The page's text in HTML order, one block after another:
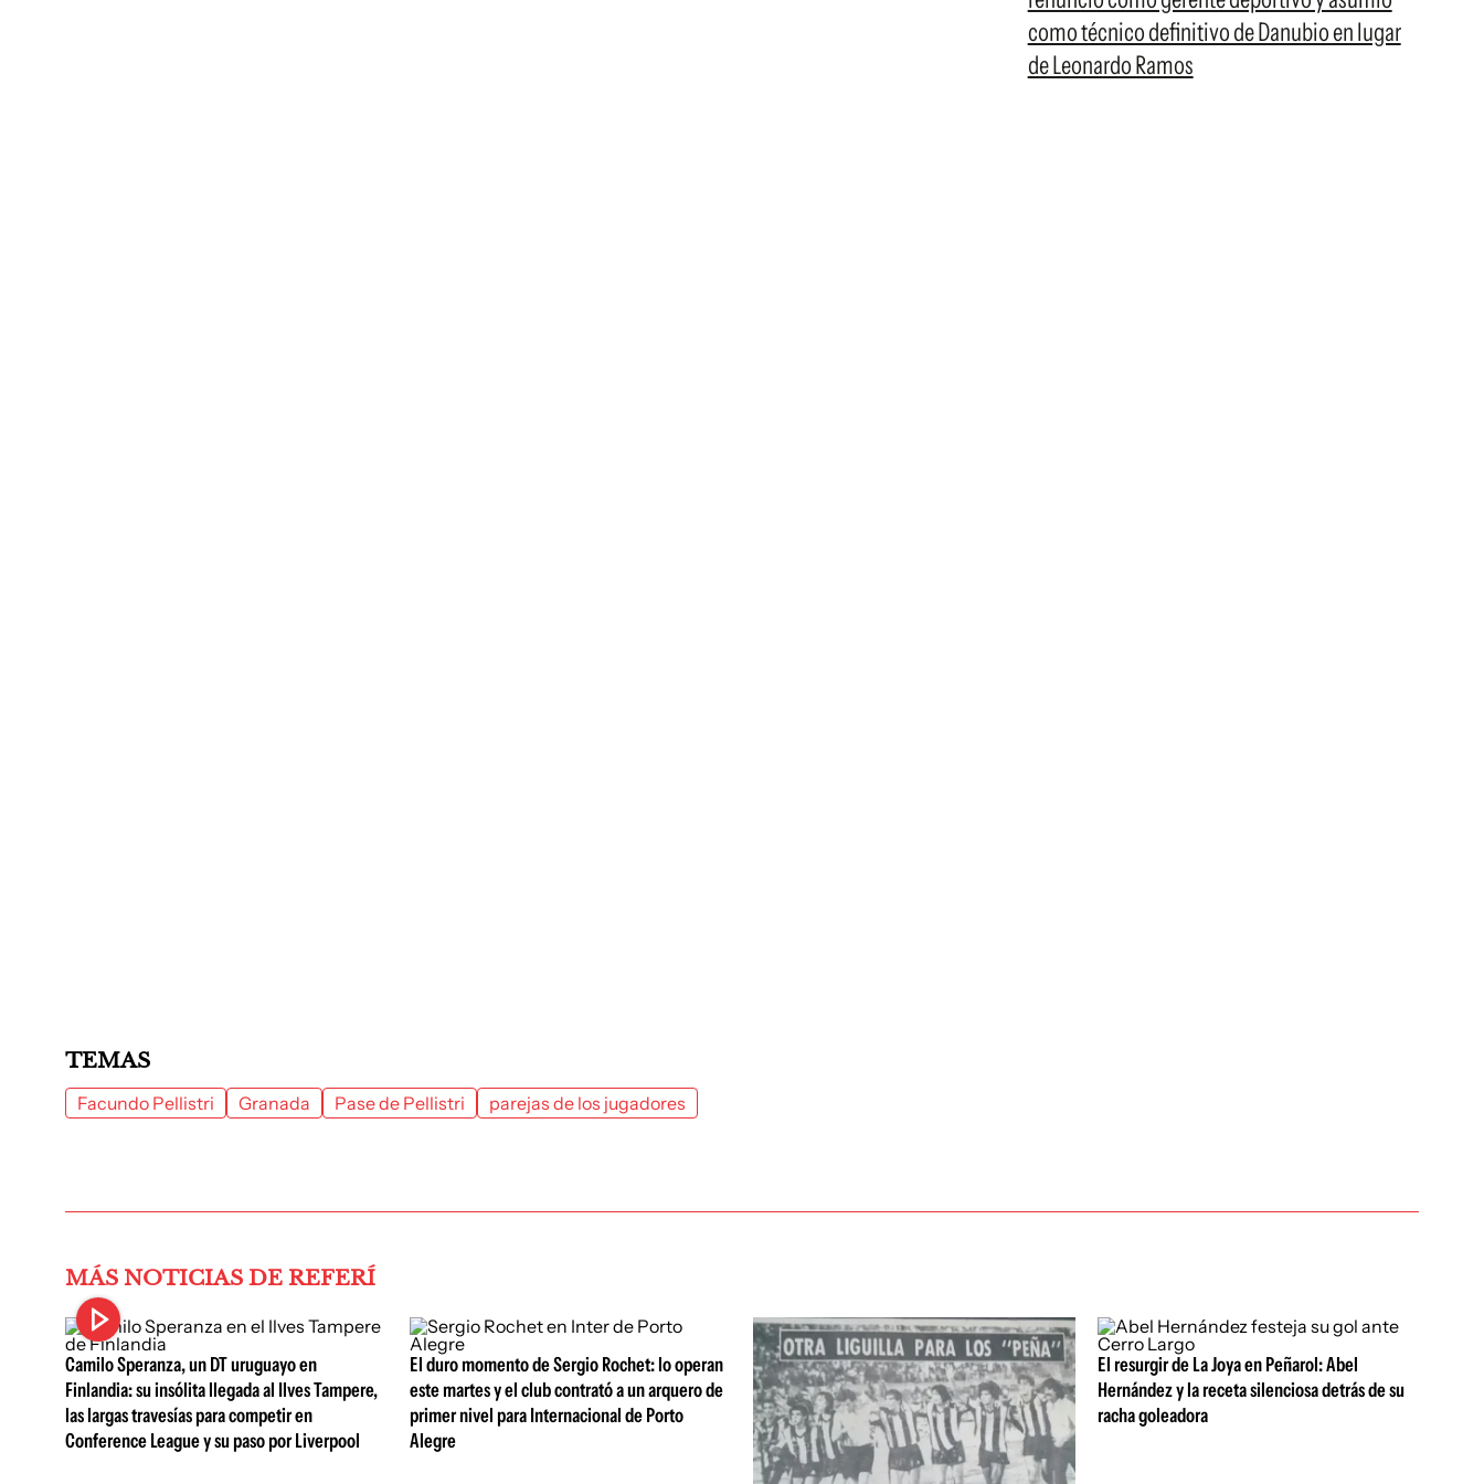
como técnico definitivo de Danubio en lugar
de Leonardo Ramos
TEMAS
Facundo Pellistri Granada Pase de Pellistri parejas de los jugadores
MÁS NOTICIAS DE REFERÍ
Camilo Speranza, un DT uruguayo en
Finlandia: su insólita llegada al Ilves Tampere,
las largas travesías para competir en
Conference League y su paso por Liverpool
El duro momento de Sergio Rochet: lo operan
este martes y el club contrató a un arquero de
primer nivel para Internacional de Porto
Alegre
El resurgir de La Joya en Peñarol: Abel
Hernández y la receta silenciosa detrás de su
racha goleadora